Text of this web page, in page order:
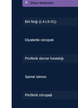
OP.
ŞIMŞEK